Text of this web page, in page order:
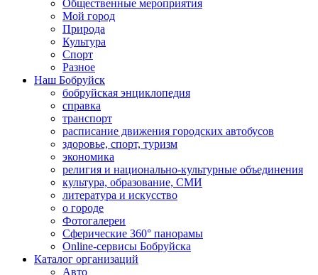
Общественные мероприятия
Мой город
Природа
Культура
Спорт
Разное
Наш Бобруйск
бобруйская энциклопедия
справка
транспорт
расписание движения городских автобусов
здоровье, спорт, туризм
экономика
религия и национально-культурные объединения
культура, образование, СМИ
литература и искусство
о городе
Фотогалереи
Сферические 360° панорамы
Online-сервисы Бобруйска
Каталог организаций
Авто